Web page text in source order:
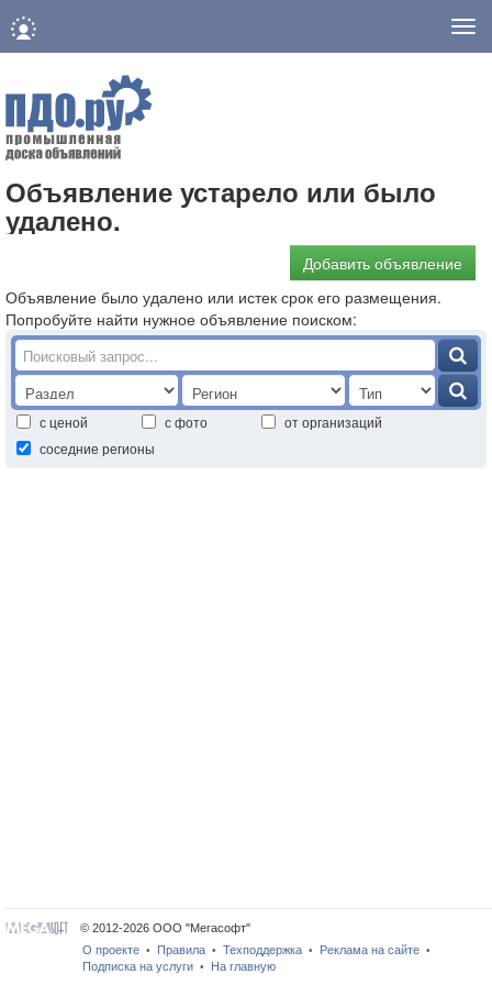
Объявление устарело или было
удалено.
Добавить объявление
Объявление было удалено или истек срок его размещения.
Попробуйте найти нужное объявление поиском:
с ценой с фото
от организаций
соседние регионы
© 2012-2026 ООО "Мегасофт"
О проекте • Правила • Техподдержка • Реклама на сайте •
Подписка на услуги • На главную